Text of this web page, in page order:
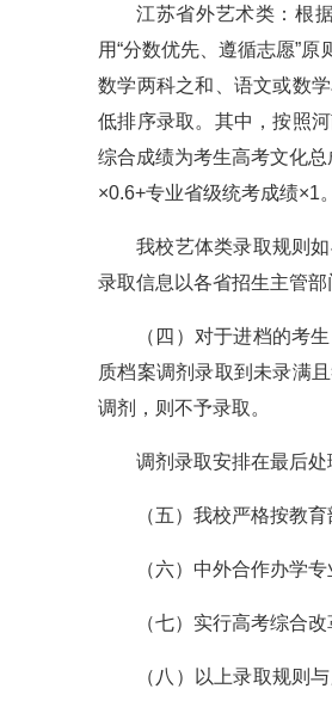
江苏省外艺术类：根
用“分数优先、遵循志愿”
数学两科之和、语文或数
低排序录取。其中，按照
综合成绩为考生高考文化
×0.6+专业省级统考成绩×1。
我校艺体类录取规则
录取信息以各省招生主管部
（四）对于进档的考
质档案调剂录取到未录满
调剂，则不予录取。
调剂录取安排在最后
（五）我校严格按教
（六）中外合作办学
（七）实行高考综合
（八）以上录取规则